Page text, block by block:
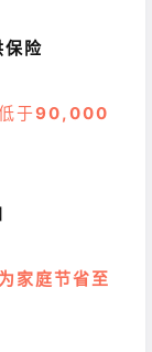
保险
于90,000
为家庭节省至